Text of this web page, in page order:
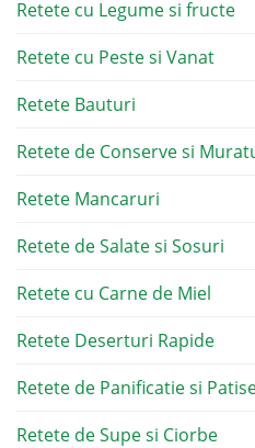
Retete cu Legume si fructe
Retete cu Peste si Vanat
Retete Bauturi
Retete de Conserve si
Retete Mancaruri
Retete de Salate si Sosuri
Retete cu Carne de Miel
Retete Deserturi Rapide
Retete de Panificatie si
Retete de Supe si Ciorbe